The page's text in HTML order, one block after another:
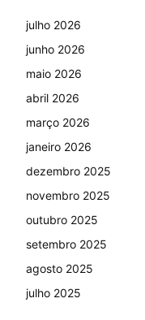
julho 2026
junho 2026
maio 2026
abril 2026
março 2026
janeiro 2026
dezembro 2025
novembro 2025
outubro 2025
setembro 2025
agosto 2025
julho 2025